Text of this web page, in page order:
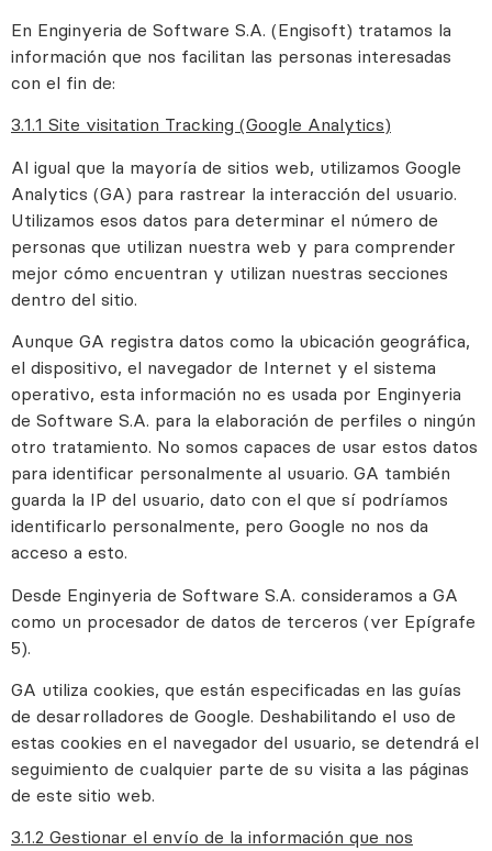
En Enginyeria de Software S.A. (Engisoft) tratamos la
información que nos facilitan las personas interesadas
con el fin de:
3.1.1 Site visitation Tracking (Google Analytics)
Al igual que la mayoría de sitios web, utilizamos Google
Analytics (GA) para rastrear la interacción del usuario.
Utilizamos esos datos para determinar el número de
personas que utilizan nuestra web y para comprender
mejor cómo encuentran y utilizan nuestras secciones
dentro del sitio.
Aunque GA registra datos como la ubicación geográfica,
el dispositivo, el navegador de Internet y el sistema
operativo, esta información no es usada por Enginyeria
de Software S.A. para la elaboración de perfiles o ningún
otro tratamiento. No somos capaces de usar estos datos
para identificar personalmente al usuario. GA también
guarda la IP del usuario, dato con el que sí podríamos
identificarlo personalmente, pero Google no nos da
acceso a esto.
Desde Enginyeria de Software S.A. consideramos a GA
como un procesador de datos de terceros (ver Epígrafe
5).
GA utiliza cookies, que están especificadas en las guías
de desarrolladores de Google. Deshabilitando el uso de
estas cookies en el navegador del usuario, se detendrá el
seguimiento de cualquier parte de su visita a las páginas
de este sitio web.
3.1.2 Gestionar el envío de la información que nos